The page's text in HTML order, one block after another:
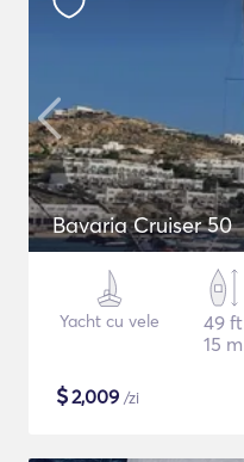
Bavaria Cruiser 50
Yacht cu vele
49 ft
15 m
$2,009 /zi